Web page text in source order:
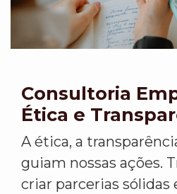
Consultoria
Ética e
A ética, a
guiam nossas ações.
criar parcerias sólidas